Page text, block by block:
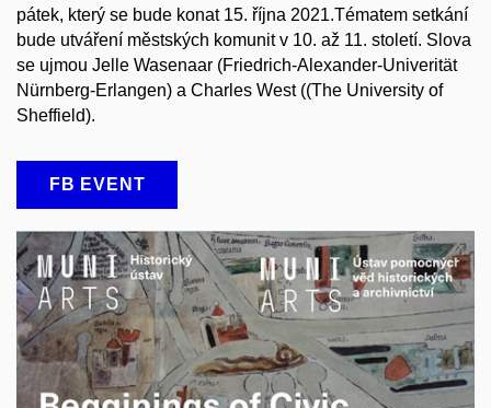
pátek, který se bude konat 15. října 2021.Tématem setkání
bude utváření městských komunit v 10. až 11. století. Slova
se ujmou Jelle Wasenaar (Friedrich-Alexander-Univerität
Nürnberg-Erlangen) a Charles West ((The University of
Sheffield).
FB EVENT